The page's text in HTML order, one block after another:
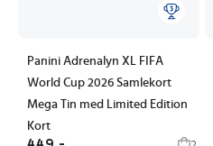
Panini Adrenalyn XL FIFA
World Cup 2026 Samlekort
Mega Tin med Limited Edition
Kort